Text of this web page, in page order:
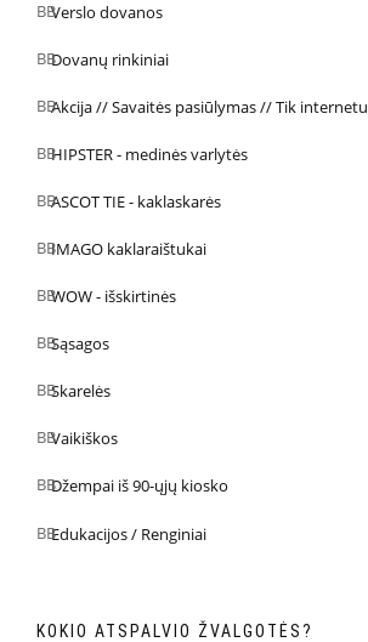
Verslo dovanos
Dovanų rinkiniai
Akcija // Savaitės pasiūlymas // Tik internetu
HIPSTER - medinės varlytės
ASCOT TIE - kaklaskarės
IMAGO kaklaraištukai
WOW - išskirtinės
Sąsagos
Skarelės
Vaikiškos
Džempai iš 90-ųjų kiosko
Edukacijos / Renginiai
KOKIO ATSPALVIO ŽVALGOTĖS?